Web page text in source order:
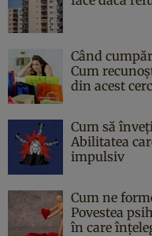
Când
Cum
din acest cerc
Cum să
Abilitatea
impulsiv
Cum ne
Povestea
în care